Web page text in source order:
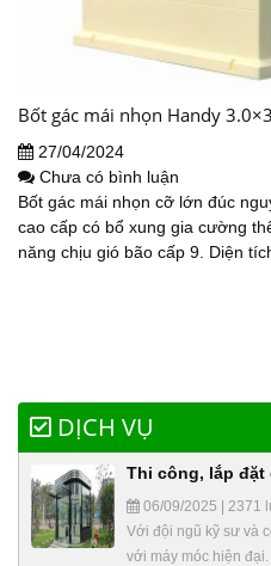
Bốt gác mái nhọn Handy
27/04/2024
Chưa có bình luận
Bốt gác mái nhọn cỡ lớn đúc
cao cấp có bổ xung gia cường
năng chịu gió bão cấp 9. Diện
DỊCH VỤ
Thi công, lắp đặt
06/09/2025 | 2371
Với đội ngũ kỹ sư và
với máy móc hiện